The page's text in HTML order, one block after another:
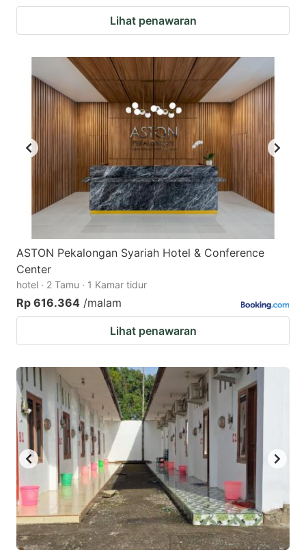
Lihat penawaran
ASTON Pekalongan Syariah Hotel & Conference
Center
hotel · 2 Tamu · 1 Kamar tidur
Rp 616.364 /malam
Lihat penawaran